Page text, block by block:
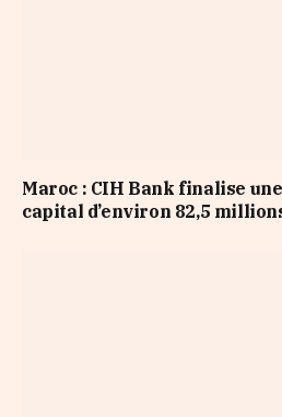
Maroc : CIH Bank finalise
capital d’environ 82,5